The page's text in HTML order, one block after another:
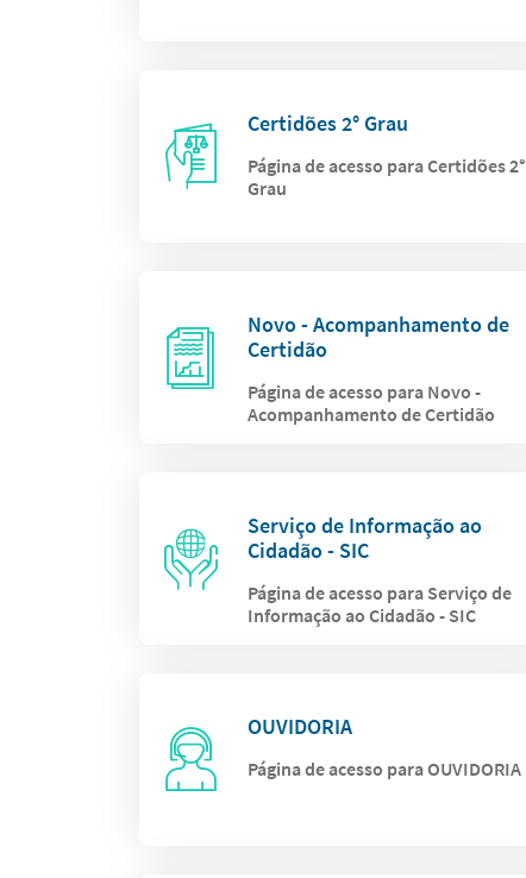
Certidões 2° Grau
Página de acesso para Certidões 2°
Grau
Novo - Acompanhamento de
Certidão
Página de acesso para Novo -
Acompanhamento de Certidão
Serviço de Informação ao
Cidadão - SIC
Página de acesso para Serviço de
Informação ao Cidadão - SIC
OUVIDORIA
Página de acesso para OUVIDORIA